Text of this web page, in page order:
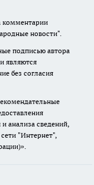
комментарии
новости".
подписью автора
являются
без согласия
анализа сведений,
"Интернет",